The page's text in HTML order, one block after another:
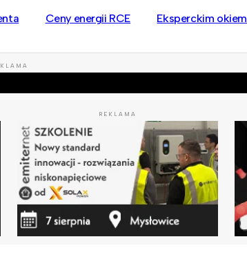
Ceny energii RCE Eksperckim okiem
REKLAMA